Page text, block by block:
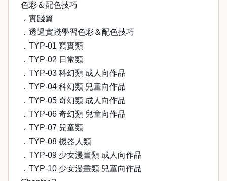
色彩＆配色技巧
．實踐篇
．透過實踐學習色彩＆配色技巧
．TYP-01 寫實類
．TYP-02 日常類
．TYP-03 科幻類 成人向作品
．TYP-04 科幻類 兒童向作品
．TYP-05 奇幻類 成人向作品
．TYP-06 奇幻類 兒童向作品
．TYP-07 兒童類
．TYP-08 機器人類
．TYP-09 少女漫畫類 成人向作品
．TYP-10 少女漫畫類 兒童向作品